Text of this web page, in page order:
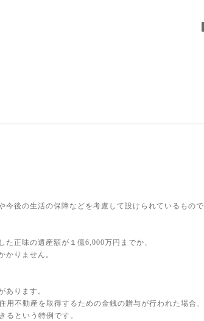
今後の生活の保障などを考慮して設けられているもので
正味の遺産額が１億6,000万円までか、
かりません。
あります。
不動産を取得するための金銭の贈与が行われた場合、
るという特例です。